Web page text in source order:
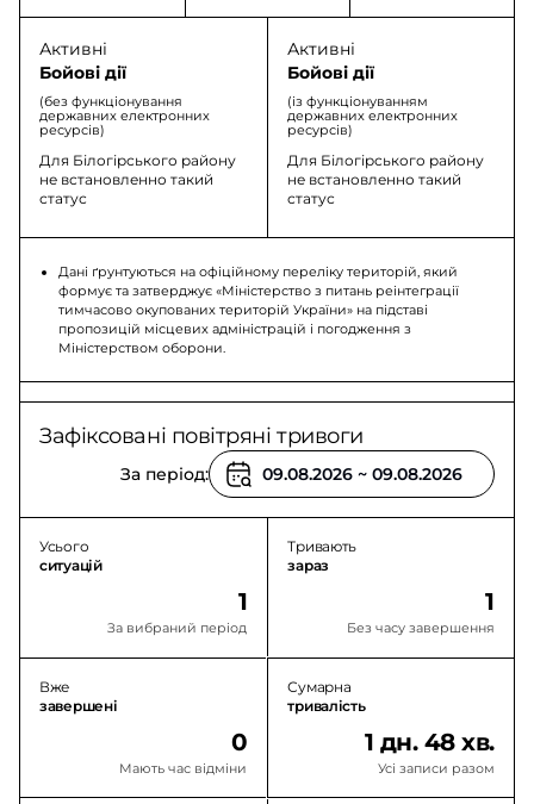
Активні
Бойові дії
(без функціонування
державних електронних
ресурсів)
Для Білогірського району
не встановленно такий
статус
Активні
Бойові дії
(із функціонуванням
державних електронних
ресурсів)
Для Білогірського району
не встановленно такий
статус
Дані ґрунтуються на офіційному переліку територій, який
формує та затверджує «Міністерство з питань реінтеграції
тимчасово окупованих територій України» на підставі
пропозицій місцевих адміністрацій і погодження з
Міністерством оборони.
Зафіксовані повітряні тривоги
За період:
Усього
ситуацій
1
За вибраний період
Тривають
зараз
1
Без часу завершення
Вже
завершені
0
Мають час відміни
Сумарна
тривалість
1 дн. 48 хв.
Усі записи разом